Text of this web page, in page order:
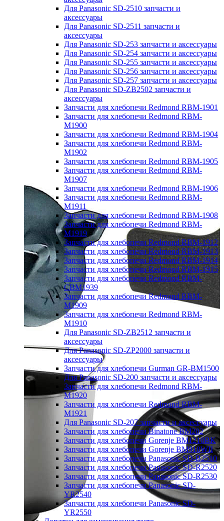
Для Panasonic SD-2510 запчасти и
аксессуары
Для Panasonic SD-2511 запчасти и
аксессуары
Для Panasonic SD-253 запчасти и аксессуары
Для Panasonic SD-254 запчасти и аксессуары
Для Panasonic SD-255 запчасти и аксессуары
Для Panasonic SD-256 запчасти и аксессуары
Для Panasonic SD-257 запчасти и аксессуары
Для Panasonic SD-ZB2502 запчасти и
аксессуары
Запчасти для хлебопечи Redmond RBM-1901
Запчасти для хлебопечи Redmond RBM-
M1900
Запчасти для хлебопечи Redmond RBM-1904
Запчасти для хлебопечи Redmond RBM-
M1902
Запчасти для хлебопечи Redmond RBM-1905
Запчасти для хлебопечи Redmond RBM-
M1907
Запчасти для хлебопечи Redmond RBM-1906
Запчасти для хлебопечи Redmond RBM-
M1911
Запчасти для хлебопечи Redmond RBM-1908
Запчасти для хлебопечи Redmond RBM-
M1919
Запчасти для хлебопечи Redmond RBM-1912
Запчасти для хлебопечи Redmond RBM-1913
Запчасти для хлебопечи Redmond RBM-1914
Запчасти для хлебопечи Redmond RBM-1915
Запчасти для хлебопечи Redmond RBM-
CBM1939
Запчасти для хлебопечи Redmond RBM-
M1909
Запчасти для хлебопечи Redmond RBM-
M1910
Для Panasonic SD-ZB2512 запчасти и
аксессуары
Для Panasonic SD-ZP2000 запчасти и
аксессуары
Запчасти для хлебопечи Gurman GR-BM1500
Для Panasonic SD-200 запчасти и аксессуары
Запчасти для хлебопечи Redmond RBM-
M1920
Запчасти для хлебопечи Redmond RBM-
M1921
Для Panasonic SD-207 запчасти и аксессуары
Запчасти для хлебопечи Binatone BM202
Запчасти для хлебопечи Gorenje BM1210BK
Запчасти для хлебопечи Gorenje BM910WII
Запчасти для хлебопечи Panasonic SD-B2510
Запчасти для хлебопечи Panasonic SD-R2520
Запчасти для хлебопечи Panasonic SD-R2530
Запчасти для хлебопечи Panasonic SD-
YR2540
Запчасти для хлебопечи Panasonic SD-
YR2550